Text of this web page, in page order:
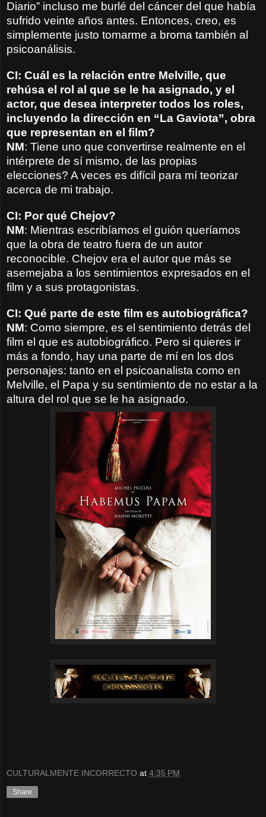
Diario” incluso me burlé del cáncer del que había
sufrido veinte años antes. Entonces, creo, es
simplemente justo tomarme a broma también al
psicoanálisis.
CI: Cuál es la relación entre Melville, que
rehúsa el rol al que se le ha asignado, y el
actor, que desea interpreter todos los roles,
incluyendo la dirección en “La Gaviota”, obra
que representan en el film?
NM: Tiene uno que convertirse realmente en el
intérprete de sí mismo, de las propias
elecciones? A veces es difícil para mí teorizar
acerca de mi trabajo.
CI: Por qué Chejov?
NM: Mientras escribíamos el guión queríamos
que la obra de teatro fuera de un autor
reconocible. Chejov era el autor que más se
asemejaba a los sentimientos expresados en el
film y a sus protagonistas.
CI: Qué parte de este film es autobiográfica?
NM: Como siempre, es el sentimiento detrás del
film el que es autobiográfico. Pero si quieres ir
más a fondo, hay una parte de mí en los dos
personajes: tanto en el psicoanalista como en
Melville, el Papa y su sentimiento de no estar a la
altura del rol que se le ha asignado.
CULTURALMENTE INCORRECTO at 4:35 PM
Share